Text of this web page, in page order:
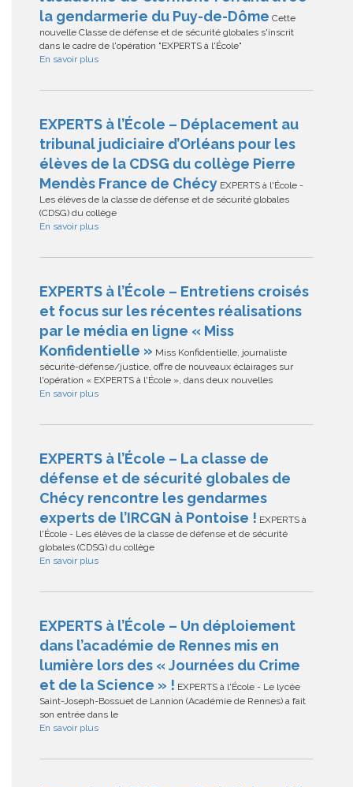
la gendarmerie du Puy-de-Dôme Cette
nouvelle Classe de défense et de sécurité globales s'inscrit
dans le cadre de l'opération "EXPERTS à l'École"
En savoir plus
EXPERTS à l’École – Déplacement au
tribunal judiciaire d’Orléans pour les
élèves de la CDSG du collège Pierre
Mendès France de Chécy EXPERTS à l'École -
Les élèves de la classe de défense et de sécurité globales
(CDSG) du collège
En savoir plus
EXPERTS à l’École – Entretiens croisés
et focus sur les récentes réalisations
par le média en ligne « Miss
Konfidentielle » Miss Konfidentielle, journaliste
sécurité-défense/justice, offre de nouveaux éclairages sur
l'opération « EXPERTS à l'École », dans deux nouvelles
En savoir plus
EXPERTS à l’École – La classe de
défense et de sécurité globales de
Chécy rencontre les gendarmes
experts de l’IRCGN à Pontoise ! EXPERTS à
l'École - Les élèves de la classe de défense et de sécurité
globales (CDSG) du collège
En savoir plus
EXPERTS à l’École – Un déploiement
dans l’académie de Rennes mis en
lumière lors des « Journées du Crime
et de la Science » ! EXPERTS à l'École - Le lycée
Saint-Joseph-Bossuet de Lannion (Académie de Rennes) a fait
son entrée dans le
En savoir plus